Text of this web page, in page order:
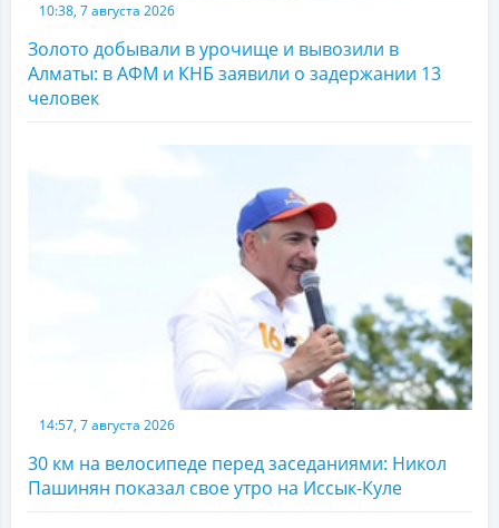
10:38, 7 августа 2026
Золото добывали в урочище и вывозили в
Алматы: в АФМ и КНБ заявили о задержании 13
человек
14:57, 7 августа 2026
30 км на велосипеде перед заседаниями: Никол
Пашинян показал свое утро на Иссык-Куле